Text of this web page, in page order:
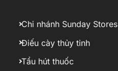
Chi nhánh Sunday Stores
Điếu cày thủy tinh
Tẩu hút thuốc